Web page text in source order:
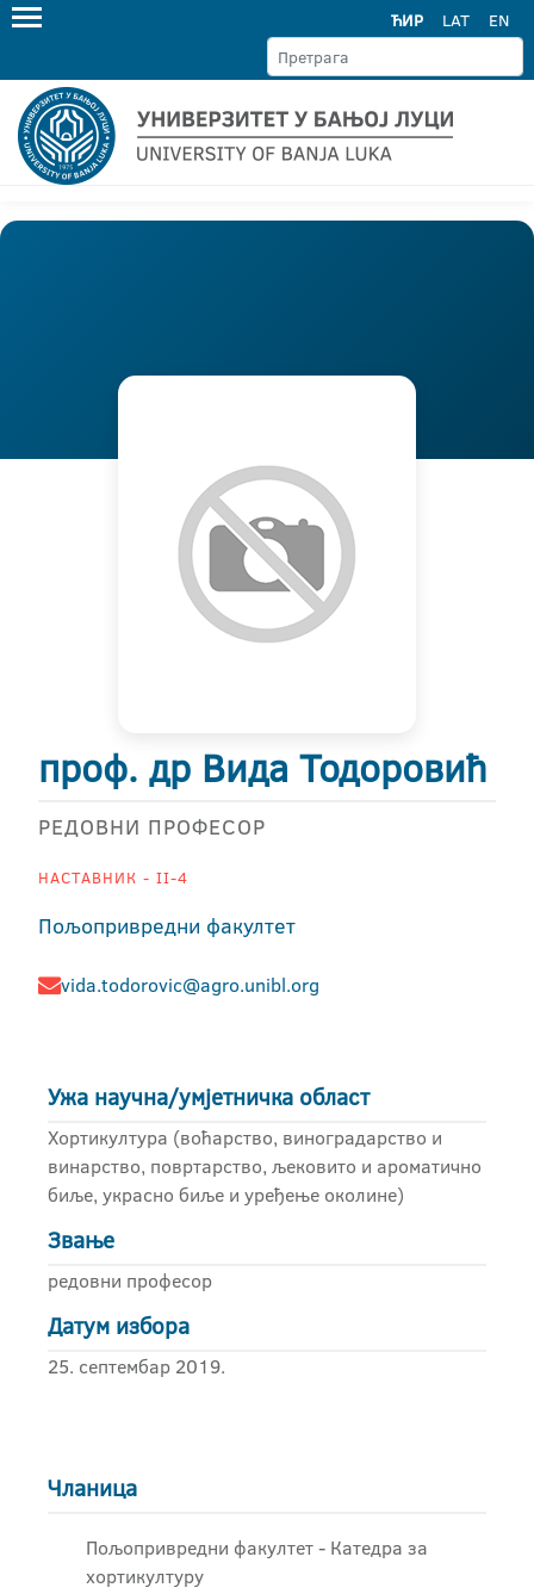
ЋИР LAT EN
проф. др Вида Тодоровић
РЕДОВНИ ПРОФЕСОР
НАСТАВНИК - II-4
Пољопривредни факултет
vida.todorovic@agro.unibl.org
Ужа научна/умјетничка област
Хортикултура (воћарство, виноградарство и
винарство, повртарство, љековито и ароматично
биље, украсно биље и уређење околине)
Звање
редовни професор
Датум избора
25. септембар 2019.
Чланица
Пољопривредни факултет - Катедра за
хортикултуру